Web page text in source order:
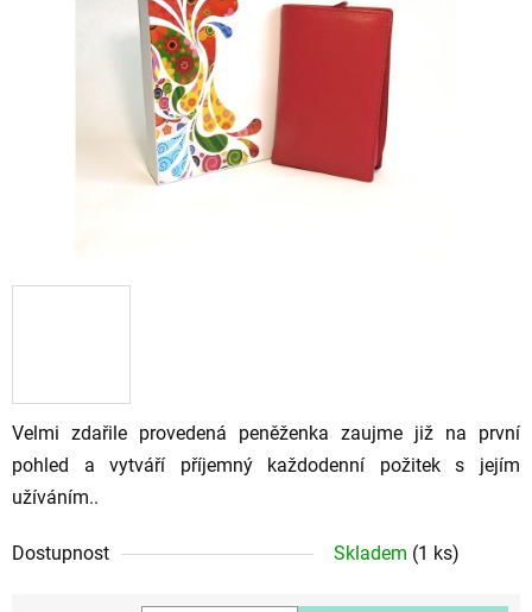
Velmi zdařile provedená peněženka zaujme již na první
pohled a vytváří příjemný každodenní požitek s jejím
užíváním..
Dostupnost Skladem (1 ks)